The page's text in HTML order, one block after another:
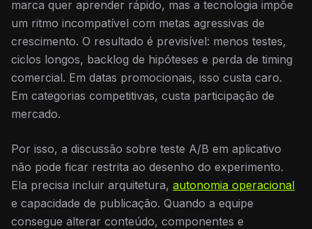
marca quer aprender rápido, mas a tecnologia impõe
um ritmo incompatível com metas agressivas de
crescimento. O resultado é previsível: menos testes,
ciclos longos, backlog de hipóteses e perda de timing
comercial. Em datas promocionais, isso custa caro.
Em categorias competitivas, custa participação de
mercado.
Por isso, a discussão sobre teste A/B em aplicativo
não pode ficar restrita ao desenho do experimento.
Ela precisa incluir arquitetura, autonomia operacional
e capacidade de publicação. Quando a equipe
consegue alterar conteúdo, componentes e